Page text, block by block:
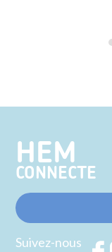
HEM
CONNECTE
Suivez-nous